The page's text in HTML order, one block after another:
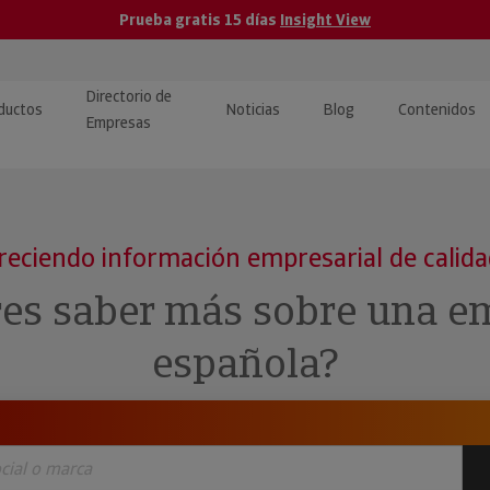
Prueba gratis 15 días Insight View
y ERP
· Recuperación de
Directorio de
Empresas
Noticias Blog Contenidos
Pública
Investigada
información empresarial de
saber más sobre una
española?